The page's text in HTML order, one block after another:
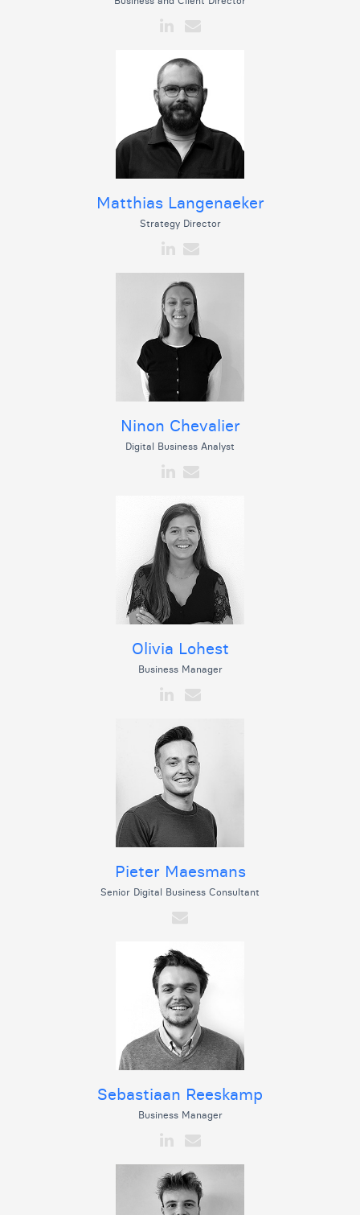
Matthias Langenaeker
Strategy Director
Ninon Chevalier
Digital Business Analyst
Olivia Lohest
Business Manager
Pieter Maesmans
Senior Digital Business Consultant
Sebastiaan Reeskamp
Business Manager